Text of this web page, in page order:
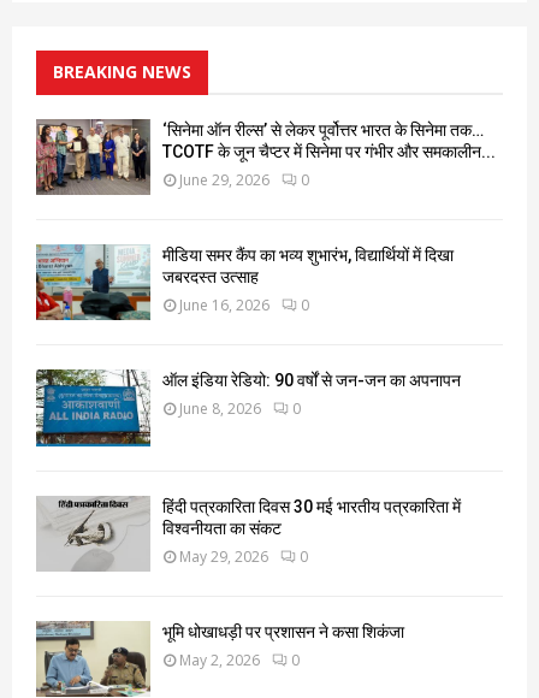
BREAKING NEWS
‘सिनेमा ऑन रील्स’ से लेकर पूर्वोत्तर भारत के सिनेमा तक…
TCOTF के जून चैप्टर में सिनेमा पर गंभीर और समकालीन...
June 29, 2026 0
मीडिया समर कैंप का भव्य शुभारंभ, विद्यार्थियों में दिखा
जबरदस्त उत्साह
June 16, 2026 0
ऑल इंडिया रेडियो: 90 वर्षों से जन-जन का अपनापन
June 8, 2026 0
हिंदी पत्रकारिता दिवस 30 मई भारतीय पत्रकारिता में
विश्वनीयता का संकट
May 29, 2026 0
भूमि धोखाधड़ी पर प्रशासन ने कसा शिकंजा
May 2, 2026 0